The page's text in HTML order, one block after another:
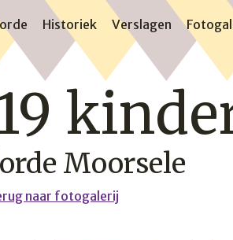
Historiek Verslagen
Moorsele
naar fotogalerij